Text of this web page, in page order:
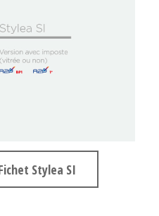
Stylea SI